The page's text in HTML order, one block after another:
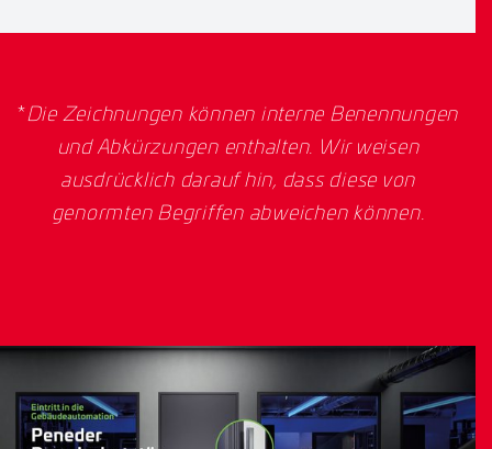
*Die Zeichnungen können interne Benennungen
und Abkürzungen enthalten. Wir weisen
ausdrücklich darauf hin, dass diese von
genormten Begriffen abweichen können.